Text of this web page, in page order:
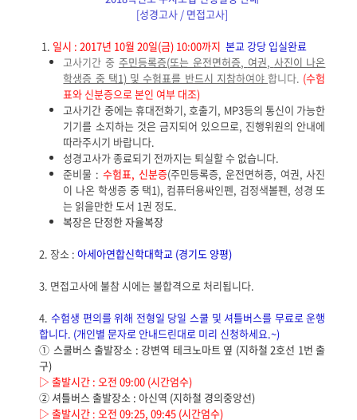
[성경고사 / 면접고사]
1. 일시 : 2017년 10월 20일(금) 10:00까지 본교 강당 입실완료
고사기간 중주민등록증(또는 운전면허증, 여권, 사진이 나온
학생증 중 택1) 및 수험표를 반드시 지참하여야 합니다. (수험
표와 신분증으로 본인 여부 대조)
고사기간 중에는 휴대전화기,호출기, MP3등의 통신이 가능한
기기를 소지하는 것은 금지되어 있으므로, 진행위원의 안내에
따라주시기 바랍니다.
성경고사가 종료되기 전까지는 퇴실할 수 없습니다.
준비물 : 수험표, 신분증(주민등록증, 운전면허증, 여권, 사진
이 나온 학생증 중 택1), 컴퓨터용싸인펜, 검정색볼펜, 성경 또
는 읽을만한 도서 1권 정도.
복장은 단정한 자율복장
2. 장소 :아세아연합신학대학교 (경기도 양평)
3. 면접고사에 불참 시에는 불합격으로 처리됩니다.
4.수험생 편의를 위해 전형일 당일 스쿨 및 셔틀버스를 무료로 운행
합니다. (개인별 문자로 안내드린대로 미리 신청하세요.~)
① 스쿨버스 출발장소 : 강변역 테크노마트 옆 (지하철 2호선 1번 출
구)
▷ 출발시간 :오전09:00 (시간엄수)
② 셔틀버스 출발장소 : 아신역 (지하철 경의중앙선)
▷ 출발시간 :오전09:25, 09:45 (시간엄수)